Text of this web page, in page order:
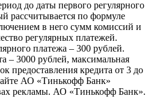
до даты первого регулярного
рассчитывается по формуле
в него сумм комиссий и
регулярных платежей.
платежа – 300 рублей.
– 3000 рублей, максимальная
предоставления кредита от 3 до
АО «Тинькофф Банк»
рекламы. АО «Тинькофф Банк».